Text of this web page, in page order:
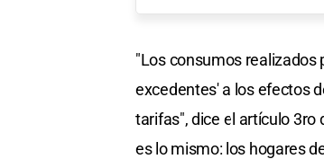
"Los consumos realizados
excedentes' a los efectos
tarifas", dice el artículo 3ro
es lo mismo: los hogares